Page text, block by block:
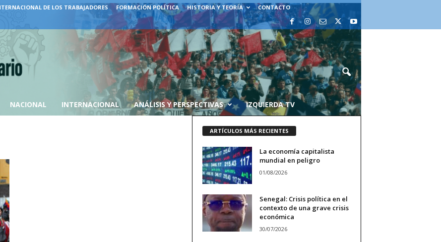
DE LOS TRABAJADORES FORMACIÓN POLÍTICA HISTORIA Y TEORÍA CONTACTO
NACIONAL INTERNACIONAL ANÁLISIS Y PERSPECTIVAS IZQUIERDA TV
ARTÍCULOS MÁS RECIENTES
La economía capitalista
mundial en peligro
01/08/2026
Senegal: Crisis política en el
contexto de una grave crisis
económica
30/07/2026